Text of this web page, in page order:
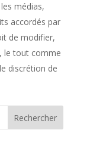
médias,
accordés par
de modifier,
le tout comme
discrétion de
Rechercher